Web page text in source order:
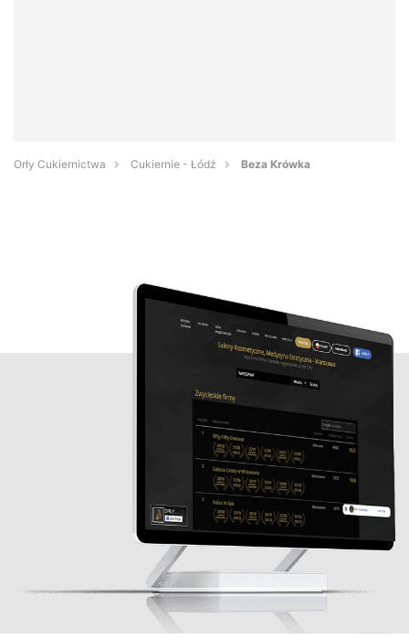
Orły Cukiernictwa Cukiernie - Łódź Beza Krówka